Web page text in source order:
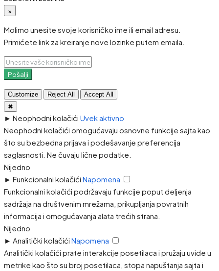
×
Molimo unesite svoje korisničko ime ili email adresu.
Primićete link za kreiranje nove lozinke putem emaila.
Pošalji
Customize Reject All
Accept All
✖
► Neophodni kolačići Uvek aktivno
Neophodni kolačići omogućavaju osnovne funkcije sajta kao
što su bezbedna prijava i podešavanje preferencija
saglasnosti. Ne čuvaju lične podatke.
Nijedno
► Funkcionalni kolačići Napomena
Funkcionalni kolačići podržavaju funkcije poput deljenja
sadržaja na društvenim mrežama, prikupljanja povratnih
informacija i omogućavanja alata trećih strana.
Nijedno
► Analitički kolačići Napomena
Analitički kolačići prate interakcije posetilaca i pružaju uvide u
metrike kao što su broj posetilaca, stopa napuštanja sajta i